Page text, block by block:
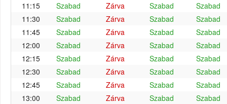
11:15
Szabad Zárva Szabad
Szabad
11:30
Szabad Zárva Szabad
Szabad
11:45
Szabad Zárva Szabad
Szabad
12:00
Szabad Zárva Szabad
Szabad
12:15
Szabad Zárva Szabad
Szabad
12:30
Szabad Zárva Szabad
Szabad
12:45
Szabad Zárva Szabad
Szabad
13:00
Szabad Zárva Szabad
Szabad